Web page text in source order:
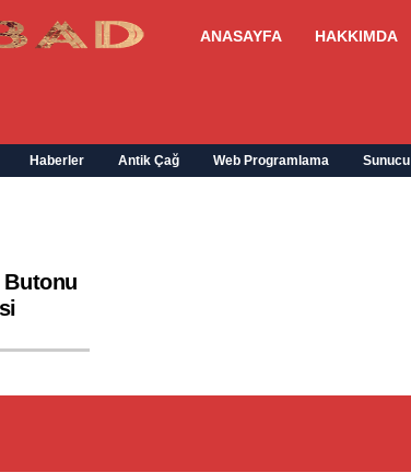
ANASAYFA HAKKIMDA
Haberler Antik Çağ Web Programlama
Butonu